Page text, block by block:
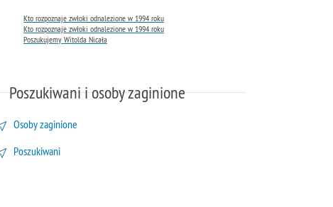
Kto rozpoznaje zwłoki odnalezione w 1994 roku
Kto rozpoznaje zwłoki odnalezione w 1994 roku
Poszukujemy Witolda Nicała
Poszukiwani i osoby zaginione
Osoby zaginione
Poszukiwani